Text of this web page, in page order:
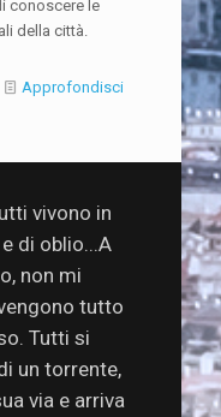
conoscere le
della città.
Approfondisci
vivono in
di oblio...A
non mi
tutto
Tutti si
un torrente,
via e arriva